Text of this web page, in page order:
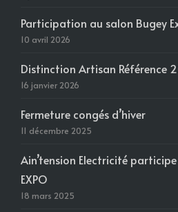
Participation au salon Bugey
10 avril 2026
Distinction Artisan Référence
16 janvier 2026
Fermeture congés d’hiver
11 décembre 2025
Ain’tension Electricité
EXPO
18 mars 2025